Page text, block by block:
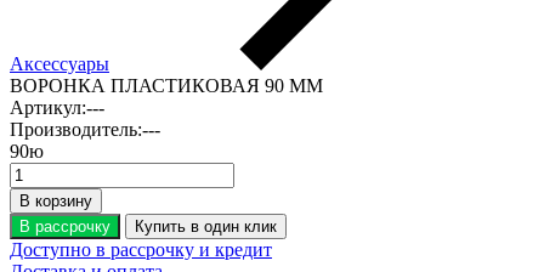
Аксессуары
ВОРОНКА ПЛАСТИКОВАЯ 90 ММ
Артикул:---
Производитель:---
90ю
В корзину
В рассрочку
Купить в один клик
Доступно в рассрочку и кредит